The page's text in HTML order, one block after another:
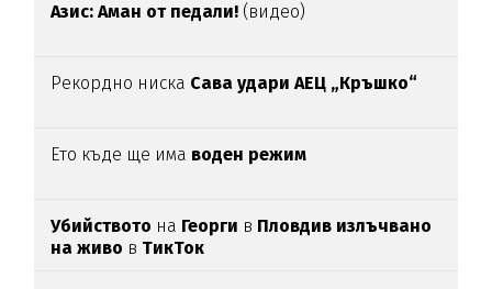
Азис: Аман от педали! (видео)
Рекордно ниска Сава удари АЕЦ „Кръшко“
Ето къде ще има воден режим
Убийството на Георги в Пловдив излъчвано
на живо в ТикТок